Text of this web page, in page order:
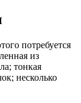
потребуется
из
тонкая
несколько